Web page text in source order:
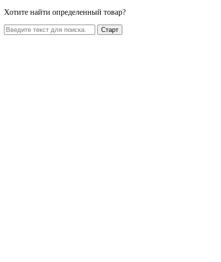
Хотите найти определенный товар?
Старт